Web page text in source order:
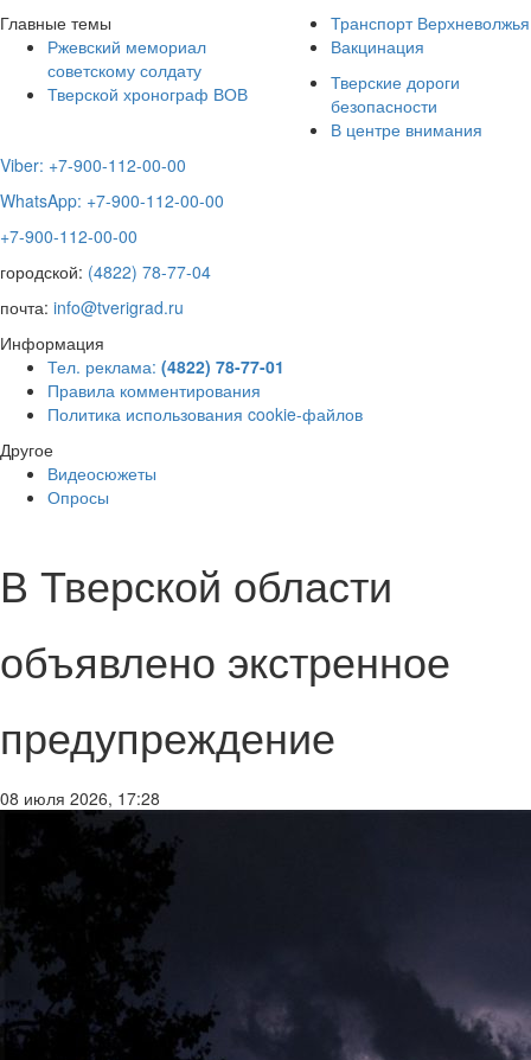
Главные темы
Ржевский мемориал
советскому солдату
Тверской хронограф ВОВ
Транспорт Верхневолжья
Вакцинация
Тверские дороги
безопасности
В центре внимания
Viber: +7-900-112-00-00
WhatsApp: +7-900-112-00-00
+7-900-112-00-00
городской: (4822) 78-77-04
почта: info@tverigrad.ru
Информация
Тел. реклама: (4822) 78-77-01
Правила комментирования
Политика использования cookie-файлов
Другое
Видеосюжеты
Опросы
В Тверской области
объявлено экстренное
предупреждение
08 июля 2026, 17:28